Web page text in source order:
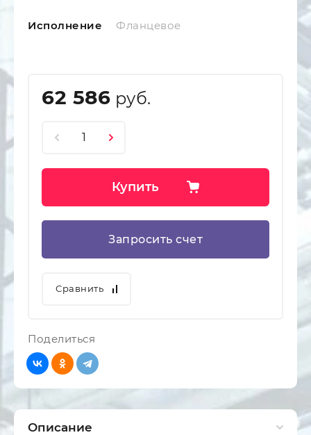
Исполнение Фланцевое
62 586 руб.
Купить
Запросить счет
Сравнить
Поделиться
Описание